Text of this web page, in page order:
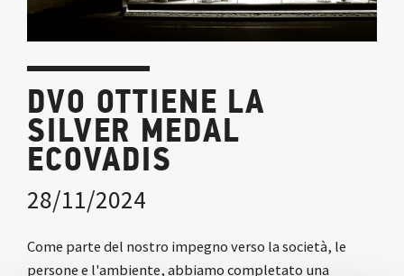
DVO OTTIENE LA
SILVER MEDAL
ECOVADIS
28/11/2024
Come parte del nostro impegno verso la società, le
persone e l'ambiente, abbiamo completato una